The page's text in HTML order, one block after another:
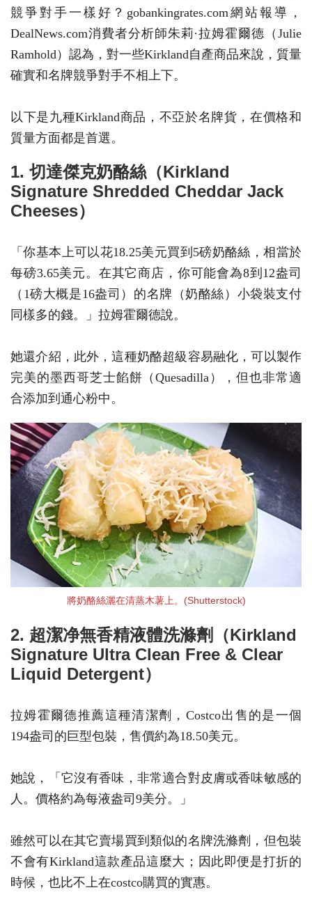
競爭對手一樣好？gobankingrates.com網站報導，
DealNews.com消費者分析師朱莉·拉姆霍爾德（Julie
Ramhold）認為，對一些Kirkland自產商品來說，質量
確實和名牌競爭對手不相上下。
以下是九種Kirkland商品，不亞於名牌貨，在價格和
質量方面都是首選。
1. 切達傑克奶酪絲（Kirkland
Signature Shredded Cheddar Jack
Cheeses）
「你基本上可以花18.25美元買到5磅奶酪絲，相當於
每磅3.65美元。在其它商店，你可能會為8到12盎司
（1磅大概是16盎司）的名牌（奶酪絲）小袋裝支付
同樣多的錢。」拉姆霍爾德說。
她還介紹，此外，這種奶酪超級容易融化，可以製作
完美的墨西哥芝士餡餅（Quesadilla），但也非常適
合添加到通心粉中。
將奶酪絲灑在清蒸木薯上。(Shutterstock)
2. 超潔净無香精液體洗滌劑（Kirkland
Signature Ultra Clean Free & Clear
Liquid Detergent）
拉姆霍爾德推薦這種清潔劑，Costco出售的是一個
194盎司的巨型包裝，售價約為18.50美元。
她說，「它沒有香味，非常適合對皮膚或香味敏感的
人。價格約為每液盎司9美分。」
雖然可以在其它賣場買到類似的名牌洗滌劑，但包裝
不會有Kirkland這款產品這麼大；因此即便是打折的
時候，也比不上在costco購買的實惠。